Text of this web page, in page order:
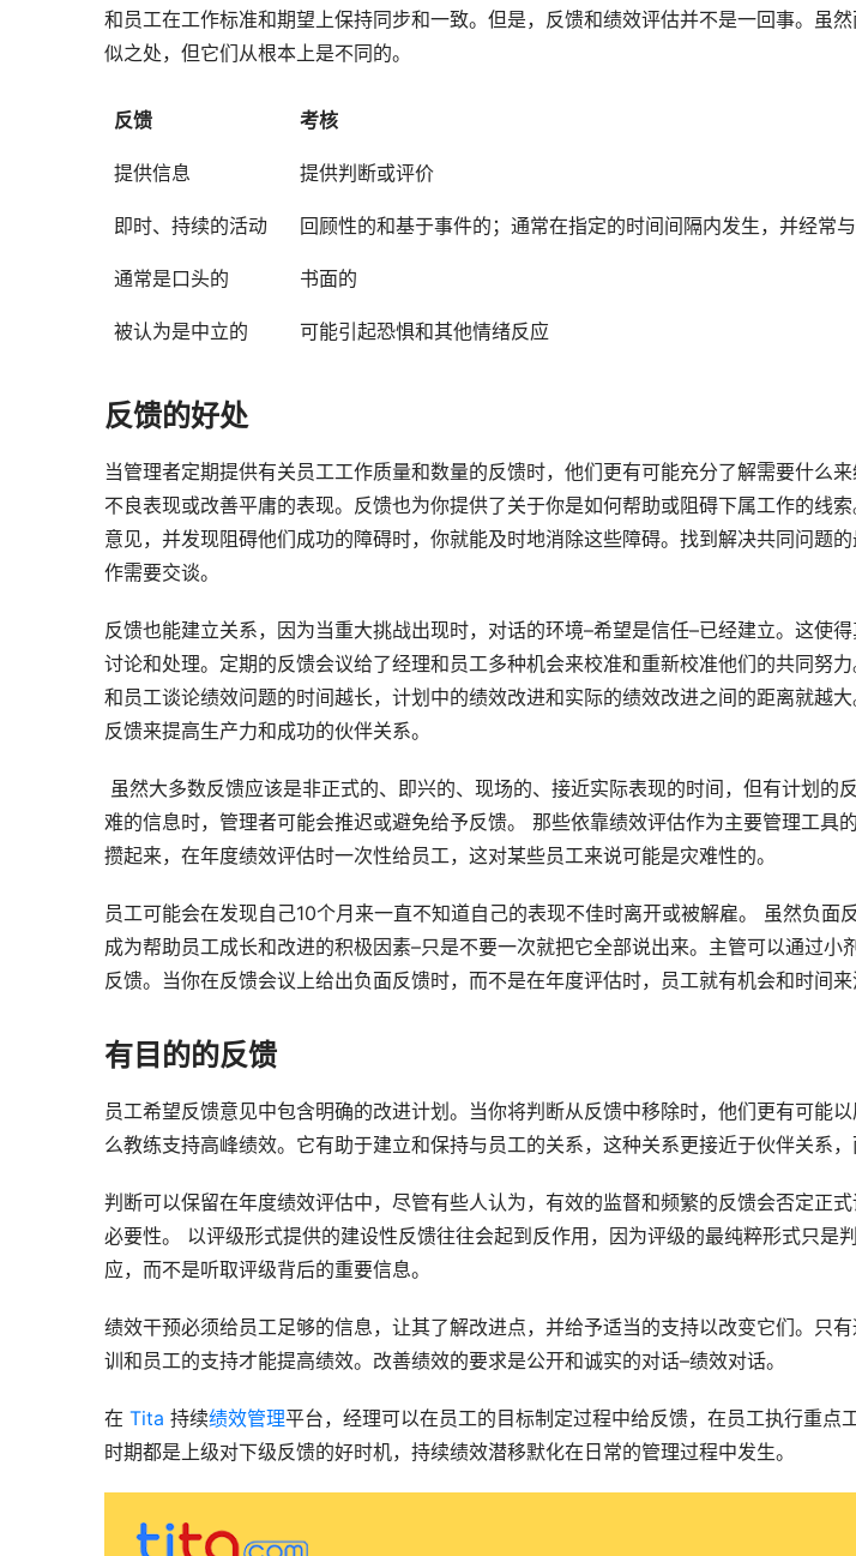
和员工在工作标准和期望上保持同步和一致。但是，反馈和绩效评估并不是一回事。虽
似之处，但它们从根本上是不同的。
反馈 考核
提供信息 提供判断或评价
即时、持续的活动 回顾性的和基于事件的；通常在指定的时间间隔内发生，并经常
通常是口头的 书面的
被认为是中立的 可能引起恐惧和其他情绪反应
反馈的好处
当管理者定期提供有关员工工作质量和数量的反馈时，他们更有可能充分了解需要什么
不良表现或改善平庸的表现。反馈也为你提供了关于你是如何帮助或阻碍下属工作的线
意见，并发现阻碍他们成功的障碍时，你就能及时地消除这些障碍。找到解决共同问题
作需要交谈。
反馈也能建立关系，因为当重大挑战出现时，对话的环境–希望是信任–已经建立。这使
讨论和处理。定期的反馈会议给了经理和员工多种机会来校准和重新校准他们的共同努
和员工谈论绩效问题的时间越长，计划中的绩效改进和实际的绩效改进之间的距离就越
反馈来提高生产力和成功的伙伴关系。
难的信息时，管理者可能会推迟或避免给予反馈。 那些依靠绩效评估作为主要管理工具
攒起来，在年度绩效评估时一次性给员工，这对某些员工来说可能是灾难性的。
员工可能会在发现自己10个月来一直不知道自己的表现不佳时离开或被解雇。 虽然负面
成为帮助员工成长和改进的积极因素–只是不要一次就把它全部说出来。主管可以通过小
反馈。当你在反馈会议上给出负面反馈时，而不是在年度评估时，员工就有机会和时间来
有目的的反馈
员工希望反馈意见中包含明确的改进计划。当你将判断从反馈中移除时，他们更有可能
么教练支持高峰绩效。它有助于建立和保持与员工的关系，这种关系更接近于伙伴关系，
判断可以保留在年度绩效评估中，尽管有些人认为，有效的监督和频繁的反馈会否定正
必要性。 以评级形式提供的建设性反馈往往会起到反作用，因为评级的最纯粹形式只是
应，而不是听取评级背后的重要信息。
绩效干预必须给员工足够的信息，让其了解改进点，并给予适当的支持以改变它们。只
训和员工的支持才能提高绩效。改善绩效的要求是公开和诚实的对话–绩效对话。
在 Tita 持续绩效管理平台，经理可以在员工的目标制定过程中给反馈，在员工执行重点
时期都是上级对下级反馈的好时机，持续绩效潜移默化在日常的管理过程中发生。